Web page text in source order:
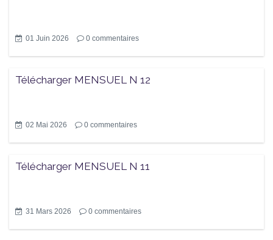
01 Juin 2026 0 commentaires
Télécharger MENSUEL N 12
02 Mai 2026 0 commentaires
Télécharger MENSUEL N 11
31 Mars 2026 0 commentaires